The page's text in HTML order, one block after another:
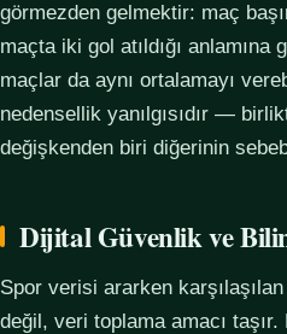
görmezden gelmektir: maç
maçta iki gol atıldığı
maçlar da aynı ortalamayı
nedensellik yanılgısıdır —
değişkenden biri diğerinin
Dijital Güvenlik ve
Spor verisi ararken
değil, veri toplama amacı